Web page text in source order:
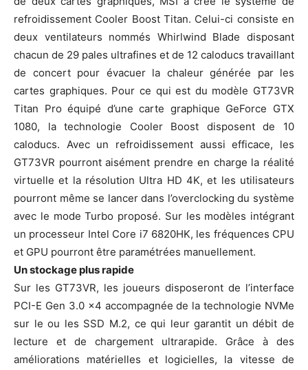
refroidissement Cooler Boost Titan. Celui-ci consiste en
deux ventilateurs nommés Whirlwind Blade disposant
chacun de 29 pales ultrafines et de 12 caloducs travaillant
de concert pour évacuer la chaleur générée par les
cartes graphiques. Pour ce qui est du modèle GT73VR
Titan Pro équipé d’une carte graphique GeForce GTX
1080, la technologie Cooler Boost disposent de 10
caloducs. Avec un refroidissement aussi efficace, les
GT73VR pourront aisément prendre en charge la réalité
virtuelle et la résolution Ultra HD 4K, et les utilisateurs
pourront même se lancer dans l’overclocking du système
avec le mode Turbo proposé. Sur les modèles intégrant
un processeur Intel Core i7 6820HK, les fréquences CPU
et GPU pourront être paramétrées manuellement.
Un stockage plus rapide
Sur les GT73VR, les joueurs disposeront de l’interface
PCI-E Gen 3.0 x4 accompagnée de la technologie NVMe
sur le ou les SSD M.2, ce qui leur garantit un débit de
lecture et de chargement ultrarapide. Grâce à des
améliorations matérielles et logicielles, la vitesse de